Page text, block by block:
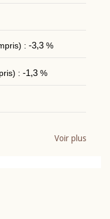
: -3,3%
: -1,3%
Voir plus